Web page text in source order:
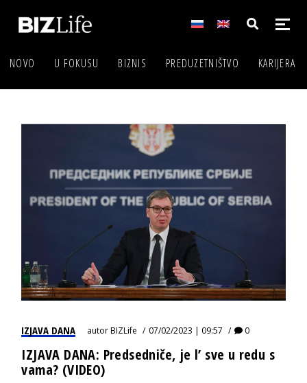
NOVO U FOKUSU BIZNIS PREDUZETNIŠTVO KARIJERA
IZJAVA DANA autorBIZLife 07/02/2023 | 09:57 0
IZJAVA DANA: Predsedniče, je l’ sve u redu s
vama? (VIDEO)